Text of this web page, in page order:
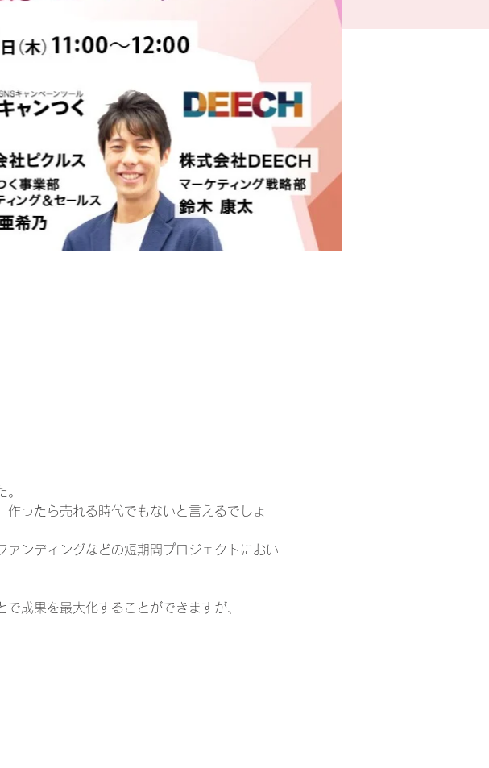
ったら売れる時代でもないと言えるでしょ
ンディングなどの短期間プロジェクトにおい
成果を最大化することができますが、